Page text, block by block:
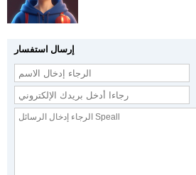
إرسال استفسار